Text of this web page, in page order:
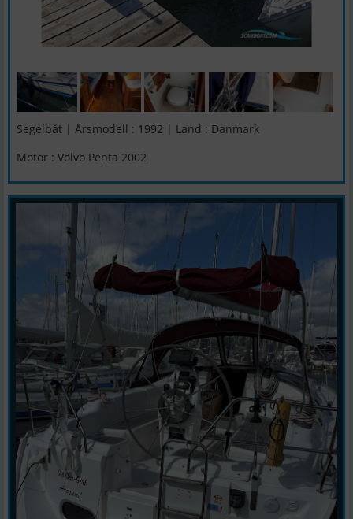
Segelbåt | Årsmodell : 1992 | Land : Danmark
Motor : Volvo Penta 2002